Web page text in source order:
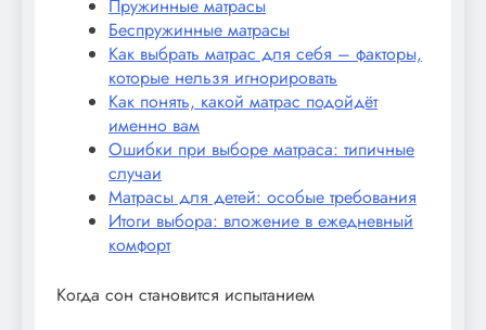
Пружинные матрасы
Беспружинные матрасы
Как выбрать матрас для себя – факторы,
которые нельзя игнорировать
Как понять, какой матрас подойдёт
именно вам
Ошибки при выборе матраса: типичные
случаи
Матрасы для детей: особые требования
Итоги выбора: вложение в ежедневный
комфорт
Когда сон становится испытанием